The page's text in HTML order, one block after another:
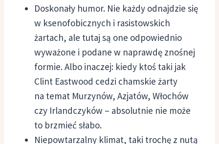
Doskonały humor. Nie każdy odnajdzie się
w ksenofobicznych i rasistowskich
żartach, ale tutaj są one odpowiednio
wyważone i podane w naprawdę znośnej
formie. Albo inaczej: kiedy ktoś taki jak
Clint Eastwood cedzi chamskie żarty
na temat Murzynów, Azjatów, Włochów
czy Irlandczyków – absolutnie nie może
to brzmieć słabo.
Niepowtarzalny klimat, taki trochę z nutą